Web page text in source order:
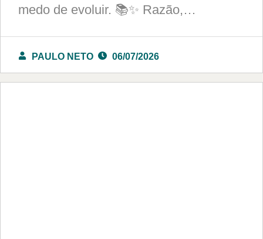
medo de evoluir. 📚✨ Razão,…
PAULO NETO 06/07/2026